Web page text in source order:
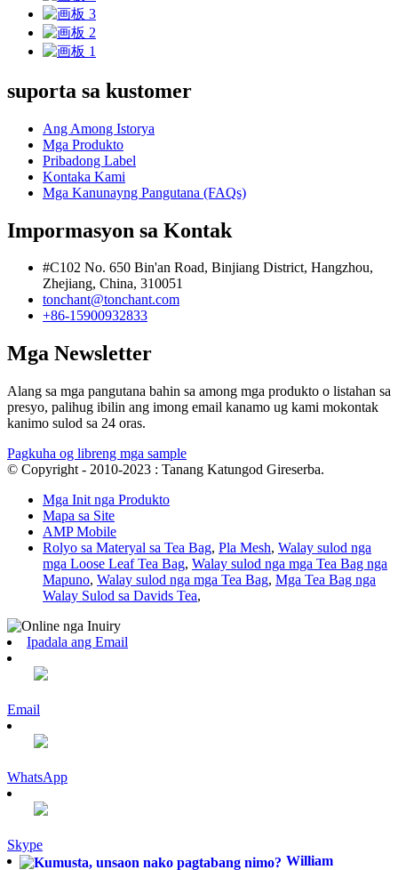
suporta sa kustomer
Ang Among Istorya
Mga Produkto
Pribadong Label
Kontaka Kami
Mga Kanunayng Pangutana (FAQs)
Impormasyon sa Kontak
#C102 No. 650 Bin'an Road, Binjiang District, Hangzhou,
Zhejiang, China, 310051
tonchant@tonchant.com
+86-15900932833
Mga Newsletter
Alang sa mga pangutana bahin sa among mga produkto o listahan sa
presyo, palihug ibilin ang imong email kanamo ug kami mokontak
kanimo sulod sa 24 oras.
Pagkuha og libreng mga sample
© Copyright - 2010-2023 : Tanang Katungod Gireserba.
Mga Init nga Produkto
Mapa sa Site
AMP Mobile
Rolyo sa Materyal sa Tea Bag, Pla Mesh, Walay sulod nga
mga Loose Leaf Tea Bag, Walay sulod nga mga Tea Bag nga
Mapuno, Walay sulod nga mga Tea Bag, Mga Tea Bag nga
Walay Sulod sa Davids Tea,
Ipadala ang Email
Email
WhatsApp
Skype
William